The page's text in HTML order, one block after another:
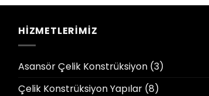
HIZMETLERIMIZ
Asansör Çelik Konstrüksiyon(3)
Çelik Konstrüksiyon Yapılar(8)